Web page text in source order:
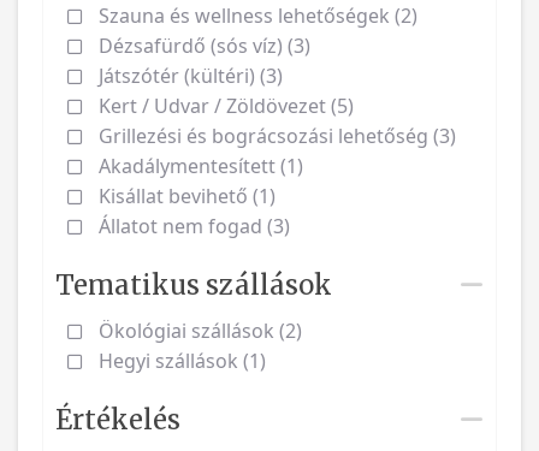
Szauna és wellness lehetőségek (2)
Dézsafürdő (sós víz) (3)
Játszótér (kültéri) (3)
Kert / Udvar / Zöldövezet (5)
Grillezési és bográcsozási lehetőség (3)
Akadálymentesített (1)
Kisállat bevihető (1)
Állatot nem fogad (3)
Tematikus szállások
Ökológiai szállások (2)
Hegyi szállások (1)
Értékelés